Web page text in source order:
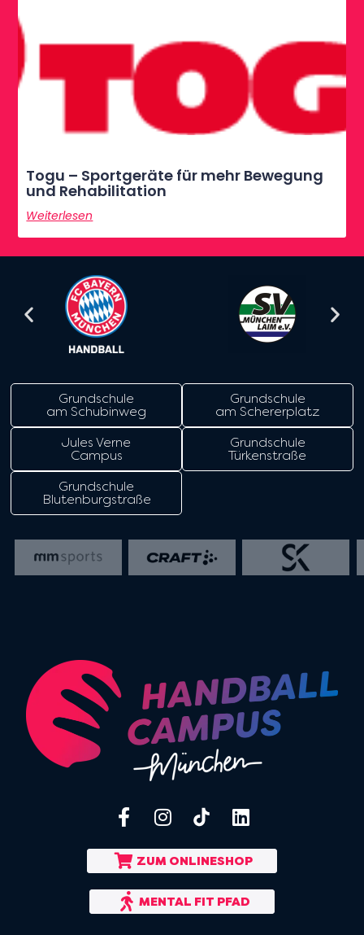
Togu – Sportgeräte für mehr Bewegung
und Rehabilitation
Weiterlesen
Grundschule
am Schubinweg
Grundschule
am Schererplatz
Jules Verne
Campus
Grundschule
Türkenstraße
Grundschule
Blutenburgstraße
ZUM ONLINESHOP
MENTAL FIT PFAD